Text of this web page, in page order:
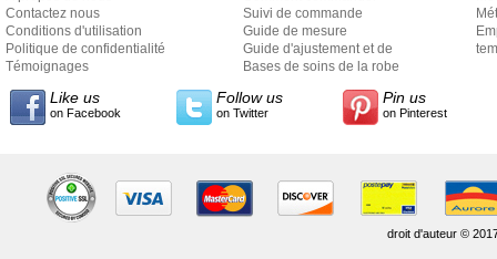
Contactez nous
Conditions d'utilisation
Politique de confidentialité
Témoignages
Suivi de commande
Guide de mesure
Guide d'ajustement et de
style
Bases de soins de la robe
Like us
on Facebook
Follow us
on Twitter
Pin us
on Pinterest
droit d'auteur ©